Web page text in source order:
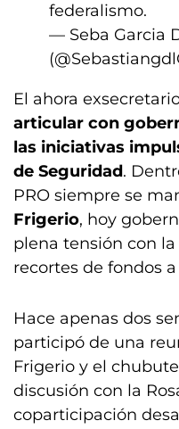
federalismo.
— Seba Garcia
El ahora
articular con
las iniciativas
de Seguridad.
PRO siempre se
Frigerio, hoy
plena tensión con la
recortes de fondos
Hace apenas dos
participó de una
Frigerio y el
discusión con la
coparticipación